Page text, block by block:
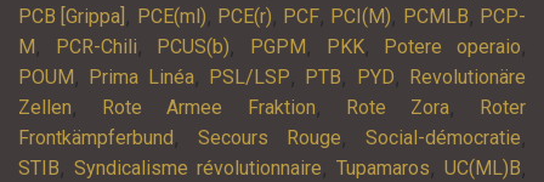
PCB [Grippa] , PCE(ml), PCE(r), PCF, PCI(M), PCMLB, PCP-
M , PCR-Chili, PCUS(b), PGPM , PKK, Potere operaio,
POUM , Prima Linéa, PSL/LSP, PTB, PYD,
Revolutionäre
Zellen, Rote Armee Fraktion, Rote Zora,
Roter
Frontkämpferbund , Secours Rouge, Social-démocratie,
STIB, Syndicalisme révolutionnaire, Tupamaros, UC(ML)B,